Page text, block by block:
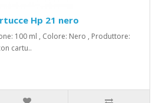
Hp 21 nero
100 ml , Colore: Nero , Produttore:
cartu..